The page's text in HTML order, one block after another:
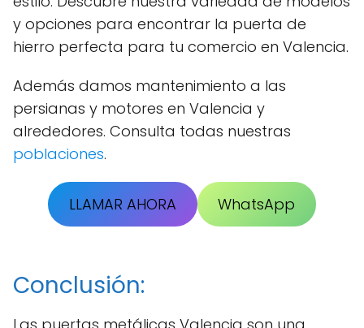
y opciones para encontrar la puerta de
hierro perfecta para tu comercio en Valencia.
Además damos mantenimiento a las
persianas y motores en Valencia y
alrededores. Consulta todas nuestras
poblaciones.
LLAMAR AHORA WhatsApp
Conclusión: